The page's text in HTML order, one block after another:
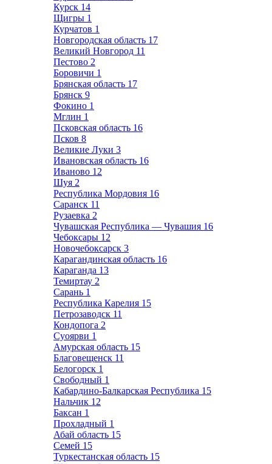
Курск 14
Щигры 1
Курчатов 1
Новгородская область 17
Великий Новгород 11
Пестово 2
Боровичи 1
Брянская область 17
Брянск 9
Фокино 1
Мглин 1
Псковская область 16
Псков 8
Великие Луки 3
Ивановская область 16
Иваново 12
Шуя 2
Республика Мордовия 16
Саранск 11
Рузаевка 2
Чувашская Республика — Чувашия 16
Чебоксары 12
Новочебоксарск 3
Карагандинская область 16
Караганда 13
Темиртау 2
Сарань 1
Республика Карелия 15
Петрозаводск 11
Кондопога 2
Суоярви 1
Амурская область 15
Благовещенск 11
Белогорск 1
Свободный 1
Кабардино-Балкарская Республика 15
Нальчик 12
Баксан 1
Прохладный 1
Абай область 15
Семей 15
Туркестанская область 15